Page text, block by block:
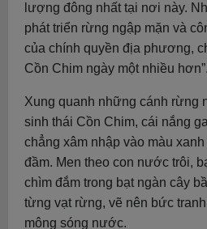
lượng đông nhất tại nơi này.
phát triển rừng ngập mặn và
của chính quyền địa phương,
Cồn Chim ngày một nhiều hơn”.
Xung quanh những cánh rừng
sinh thái Cồn Chim, cái nắng
chẳng xâm nhập vào màu
đầm. Men theo con nước trôi,
chìm đắm trong bạt ngàn cây
từng vạt rừng, vẽ nên bức
mông sóng nước.